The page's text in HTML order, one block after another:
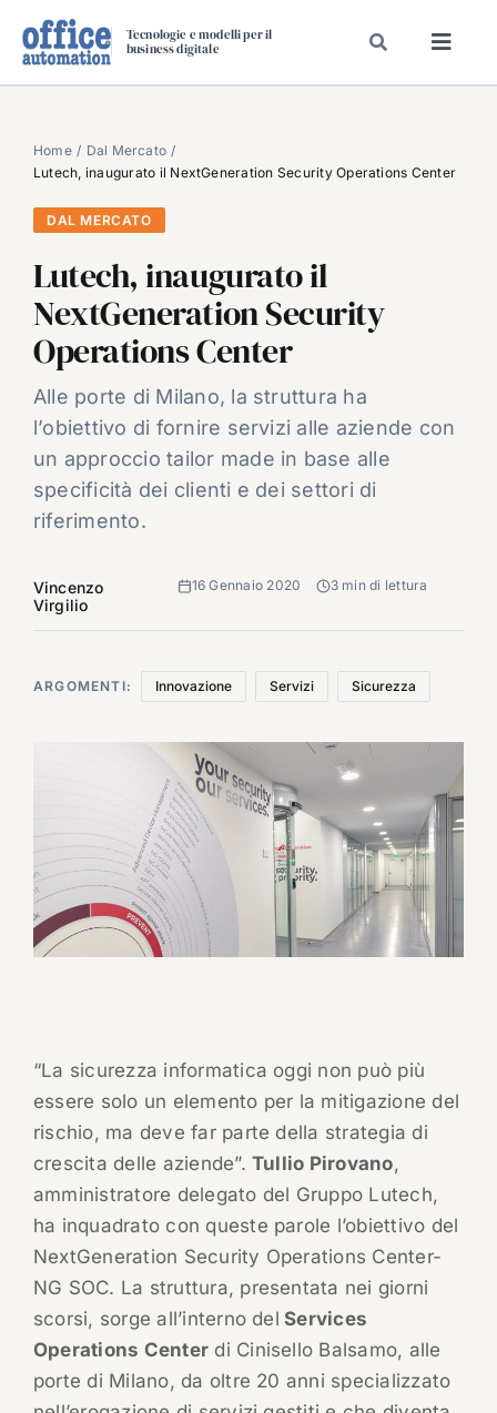
Tecnologie e modelli per il
business digitale
SPECIAL PAPER
TAVOLE ROTONDE DI REDAZIONE
DAL MERCATO
CARRIERE
VIDEO
EVENTI
CHI SIAMO
Home
Dal Mercato
Lutech, inaugurato il NextGeneration Security Operations Center
DAL MERCATO
Lutech, inaugurato il
NextGeneration Security
Operations Center
Alle porte di Milano, la struttura ha
l’obiettivo di fornire servizi alle aziende con
un approccio tailor made in base alle
specificità dei clienti e dei settori di
riferimento.
Vincenzo
Virgilio
16 Gennaio 2020 3 min di lettura
ARGOMENTI: Innovazione Servizi Sicurezza
“La sicurezza informatica oggi non può più
essere solo un elemento per la mitigazione del
rischio, ma deve far parte della strategia di
crescita delle aziende”. Tullio Pirovano,
amministratore delegato del Gruppo Lutech,
ha inquadrato con queste parole l’obiettivo del
NextGeneration Security Operations Center-
NG SOC. La struttura, presentata nei giorni
scorsi, sorge all’interno del Services
Operations Center di Cinisello Balsamo, alle
porte di Milano, da oltre 20 anni specializzato